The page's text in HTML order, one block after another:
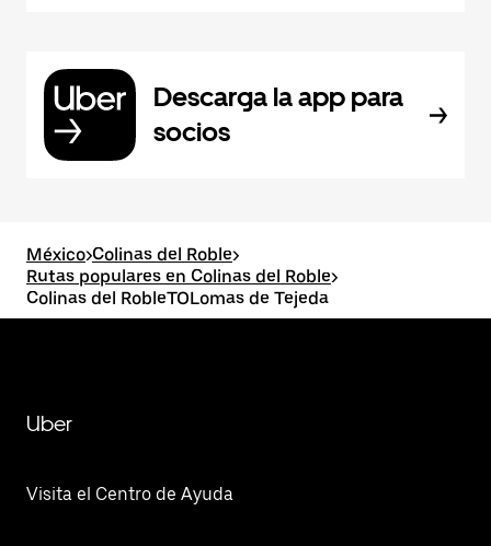
Descarga la app para
socios
México>Colinas del Roble>
Rutas populares en Colinas del Roble>
Colinas del RobleTOLomas de Tejeda
Uber
Visita el Centro de Ayuda